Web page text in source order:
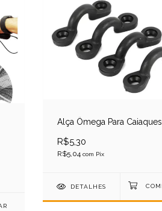
Alça Ômega Para Caiaques
R$5,30
R$5,04 com Pix
DETALHES